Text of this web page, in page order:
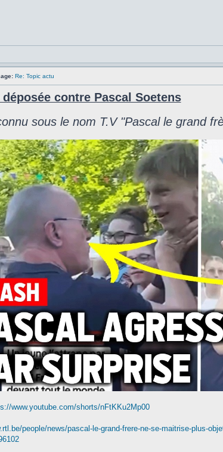
Re: Topic actu
contre Pascal Soetens
sous le nom T.V "Pascal le grand
www.youtube.com/shorts/nFtKKu2Mp00
people/news/pascal-le-grand-frere-ne-se-maitrise-plus-